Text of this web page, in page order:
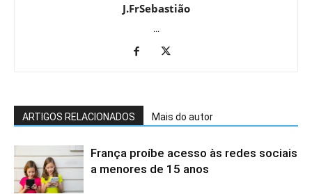
J.FrSebastião
...
ARTIGOS RELACIONADOS Mais do autor
França proíbe acesso às redes sociais
a menores de 15 anos